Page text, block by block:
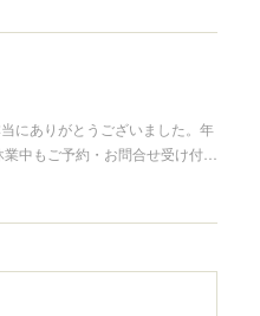
にありがとうございました。年
中もご予約・お問合せ受け付…